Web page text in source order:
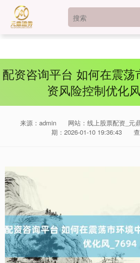
配资咨询平台 如何在震荡
资风险控制优化
来源：admin 网站：线上股票配资_元
期：2026-01-10 19:36:43